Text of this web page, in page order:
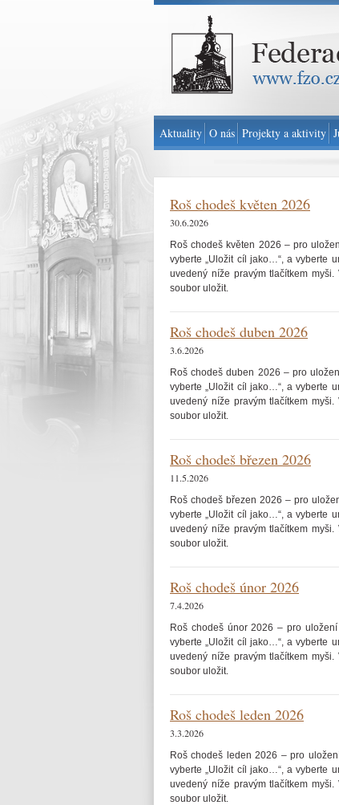
Federace židovských obcí v ČR -
Roš chodeš květen 2026
30.6.2026
Roš chodeš květen 2026 – pro
vyberte „Uložit cíl jako…“, a vyberte
uvedený níže pravým tlačítkem
soubor uložit.
Roš chodeš duben 2026
3.6.2026
Roš chodeš duben 2026 – pro
vyberte „Uložit cíl jako…“, a vyberte
uvedený níže pravým tlačítkem
soubor uložit.
Roš chodeš březen 2026
11.5.2026
Roš chodeš březen 2026 – pro
vyberte „Uložit cíl jako…“, a vyberte
uvedený níže pravým tlačítkem
soubor uložit.
Roš chodeš únor 2026
7.4.2026
Roš chodeš únor 2026 – pro
vyberte „Uložit cíl jako…“, a vyberte
uvedený níže pravým tlačítkem
soubor uložit.
Roš chodeš leden 2026
3.3.2026
Roš chodeš leden 2026 – pro
vyberte „Uložit cíl jako…“, a vyberte
uvedený níže pravým tlačítkem
soubor uložit.
Aktuality O nás Projekty a aktivity